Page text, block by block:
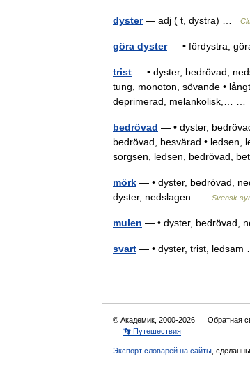
dyster— adj ( t, dystra) …
göra dyster— • fördystra,
trist — • dyster, bedrövad,
tung, monoton, sövande •
deprimerad, melankolisk,… …
bedrövad — • dyster,
bedrövad, besvärad • ledsen,
sorgsen, ledsen, bedrövad,
mörk — • dyster, bedrövad,
dyster, nedslagen …
Svensk
mulen — • dyster, bedrövad,
svart — • dyster, trist,
© Академик, 2000-2026 Обратная
👣 Путешествия
Экспорт словарей на сайты ,